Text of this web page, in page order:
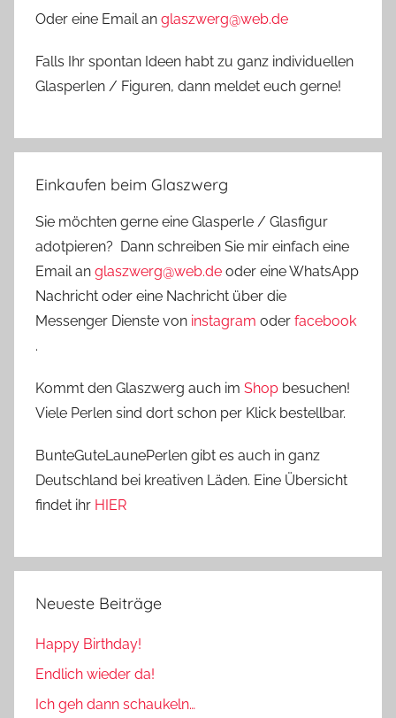
Oder eine Email an glaszwerg@web.de
Falls Ihr spontan Ideen habt zu ganz individuellen
Glasperlen / Figuren, dann meldet euch gerne!
Einkaufen beim Glaszwerg
Sie möchten gerne eine Glasperle / Glasfigur
adotpieren? Dann schreiben Sie mir einfach eine
Email an glaszwerg@web.de oder eine WhatsApp
Nachricht oder eine Nachricht über die
Messenger Dienste von instagram oder facebook
.
Kommt den Glaszwerg auch im Shop besuchen!
Viele Perlen sind dort schon per Klick bestellbar.
BunteGuteLaunePerlen gibt es auch in ganz
Deutschland bei kreativen Läden. Eine Übersicht
findet ihr HIER
Neueste Beiträge
Happy Birthday!
Endlich wieder da!
Ich geh dann schaukeln…